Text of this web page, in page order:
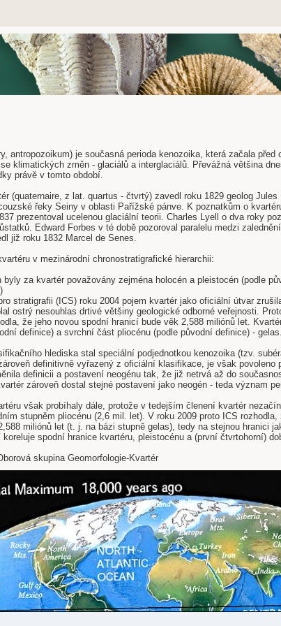
je současná perioda kenozoika, která začala před
klimatických změn - glaciálů a interglaciálů. Převážná většina
právě v tomto období.
(quaternaire, z lat. quartus - čtvrtý) zavedl roku 1829 geolog
řeky Seiny v oblasti Pařížské pánve. K poznatkům o
prezentoval ucelenou glaciální teorii. Charles Lyell o dva roky
Edward Forbes v té době pozoroval paralelu medzi
již roku 1832 Marcel de Senes.
v mezinárodní chronostratigrafické hierarchii:
za kvartér považovány zejména holocén a pleistocén (podle
stratigrafii (ICS) roku 2004 pojem kvartér jako oficiální útvar
ostrý nesouhlas drtivé většiny geologické odborné veřejnosti.
že jeho novou spodní hranicí bude věk 2,588 miliónů let.
definice) a svrchní část pliocénu (podle původní definice) - gelas.
hlediska stal speciální podjednotkou kenozoika (tzv.
definitivně vyřazený z oficiální klasifikace, je však
definicii a postavení neogénu tak, že již netrvá až do
zároveň dostal stejné postavení jako neogén - teda význam
však probíhaly dále, protože v tedejším členení kvartér
stupněm pliocénu (2,6 mil. let). V roku 2009 proto ICS rozhodla,
miliónů let (t. j. na bázi stupně gelas), tedy na stejnou hranici
spodní hranice kvartéru, pleistocénu a (první čtvrtohorní)
skupina Geomorfologie-Kvartér